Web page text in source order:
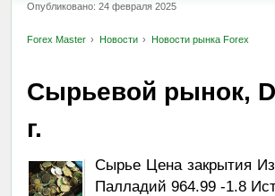
Опубликовано: 24 февраля 2025
Forex Master Новости Новости рынка Forex
Сырьевой рынок,
г.
Сырье Цена закрытия
Палладий 964.99 -1.8